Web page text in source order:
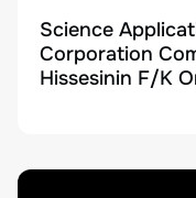
Science
Corporation
Hissesinin F/K